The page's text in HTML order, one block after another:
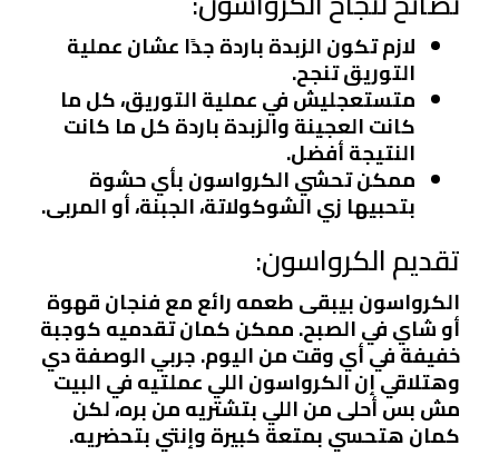
لازم تكون الزبدة باردة جدًا عشان عملية
التوريق تنجح.
متستعجليش في عملية التوريق، كل ما
كانت العجينة والزبدة باردة كل ما كانت
النتيجة أفضل.
ممكن تحشي الكرواسون بأي حشوة
بتحبيها زي الشوكولاتة، الجبنة، أو المربى.
تقديم الكرواسون:
الكرواسون بيبقى طعمه رائع مع فنجان قهوة
أو شاي في الصبح. ممكن كمان تقدميه كوجبة
خفيفة في أي وقت من اليوم. جربي الوصفة دي
وهتلاقي إن الكرواسون اللي عملتيه في البيت
مش بس أحلى من اللي بتشتريه من بره، لكن
كمان هتحسي بمتعة كبيرة وإنتي بتحضريه.